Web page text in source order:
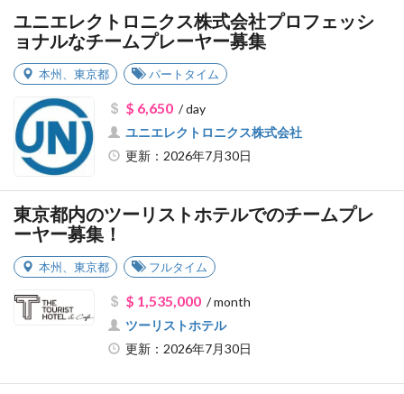
ユニエレクトロニクス株式会社プロフェッシ
ョナルなチームプレーヤー募集
本州 東京都 パートタイム
$ 6,650/ day
ユニエレクトロニクス株式会社
更新：2026年7月30日
東京都内のツーリストホテルでのチームプレ
ーヤー募集！
本州 東京都 フルタイム
$ 1,535,000/ month
ツーリストホテル
更新：2026年7月30日